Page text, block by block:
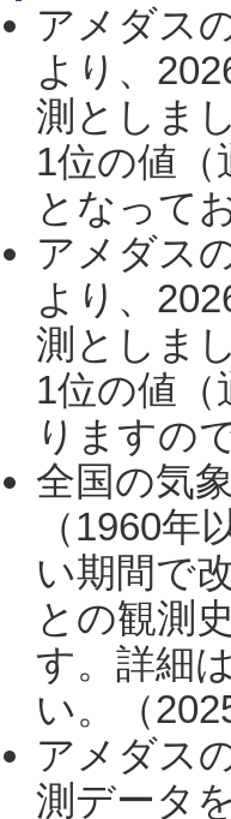
アメダス
より、
測としま
1位の値
となって
アメダス
より、
測としま
1位の値
りますの
全国の気
（1960
い期間で
との観測
す。詳細
い。（
アメダス
測データ